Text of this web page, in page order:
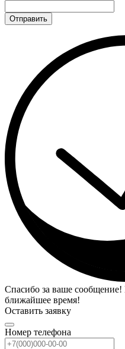
Отправить
Спасибо за ваше
ближайшее время!
Оставить заявку
Номер телефона